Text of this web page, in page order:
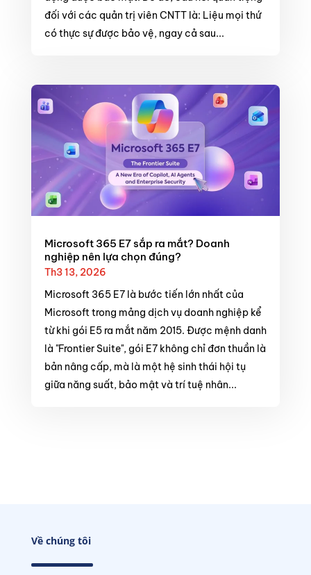
đối với các quản trị viên CNTT là: Liệu mọi thứ
có thực sự được bảo vệ, ngay cả sau...
Microsoft 365 E7 sắp ra mắt? Doanh
nghiệp nên lựa chọn đúng?
Th3 13, 2026
Microsoft 365 E7 là bước tiến lớn nhất của
Microsoft trong mảng dịch vụ doanh nghiệp kể
từ khi gói E5 ra mắt năm 2015. Được mệnh danh
là "Frontier Suite", gói E7 không chỉ đơn thuần là
bản nâng cấp, mà là một hệ sinh thái hội tụ
giữa năng suất, bảo mật và trí tuệ nhân...
Về chúng tôi